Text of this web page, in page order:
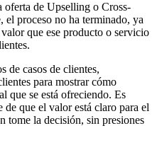
oferta de Upselling o Cross-
el proceso no ha terminado, ya
que ese producto o servicio
de casos de clientes,
para mostrar cómo
que se está ofreciendo. Es
que el valor está claro para el
tome la decisión, sin presiones